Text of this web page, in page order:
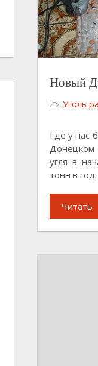
Новый
Уголь
Где у нас
Донецком
угля в
тонн в
Читать